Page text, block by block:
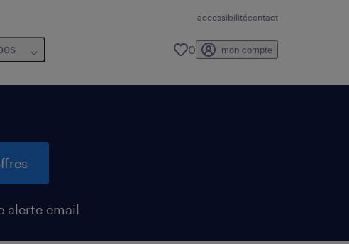
accessibilitécontact
0 mon compte
alerte email